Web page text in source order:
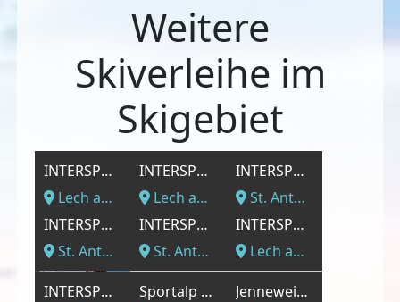
Weitere
Skiverleihe im
Skigebiet
INTERSPORT - Lech Schlosskopfbahn
Lech am Arlberg, Vorarlberg
INTERSPORT - Sporthaus Lech – Haus Pfefferkorn
Lech am Arlberg, Vorarlberg
INTERSPORT - Nassereinbahn (Verleih nur Winter)
St. Anton am Arlberg, Vorarlberg
INTERSPORT - Galzigbahn (Verleih nur Winter)
St. Anton am Arlberg, Vorarlberg
INTERSPORT - Sporthaus St. Anton - Fußgängerzone
St. Anton am Arlberg, Vorarlberg
INTERSPORT - Lech Rüfikopfbahn (Verleih nur Winter)
Lech am Arlberg, Vorarlberg
INTERSPORT - Sporthaus St. Anton - Fußgängerzone
Sportalp GmbH
Jennewein pure sports